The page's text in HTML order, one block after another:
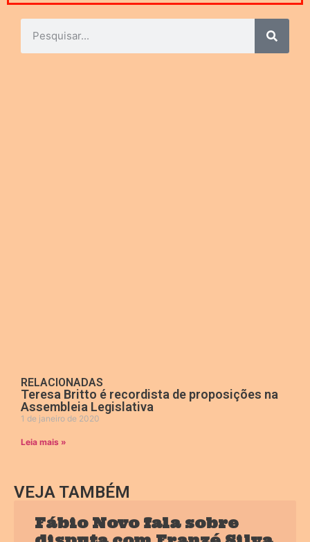
RELACIONADAS
Teresa Britto é recordista de proposições na
Assembleia Legislativa
1 de janeiro de 2020
Leia mais »
VEJA TAMBÉM
Fábio Novo fala sobre